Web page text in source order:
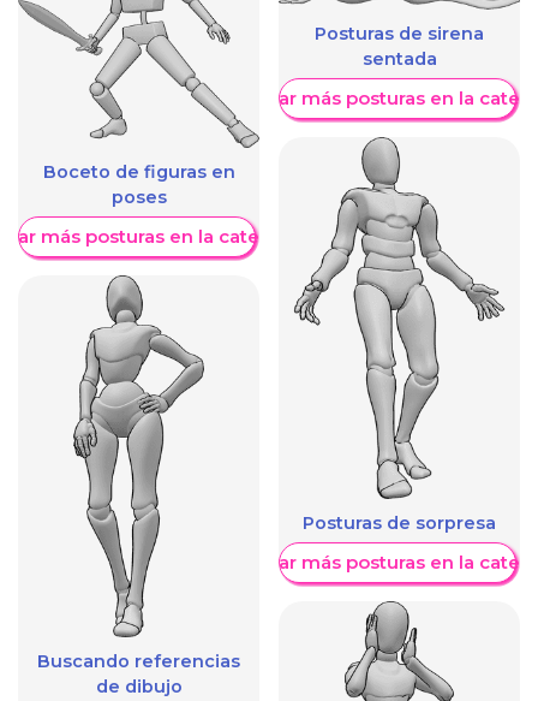
Boceto de figuras en
poses
más posturas en la categoría
Buscando referencias
de dibujo
Posturas de sirena
sentada
Mostrar más posturas en la
Posturas de sorpresa
Mostrar más posturas en la